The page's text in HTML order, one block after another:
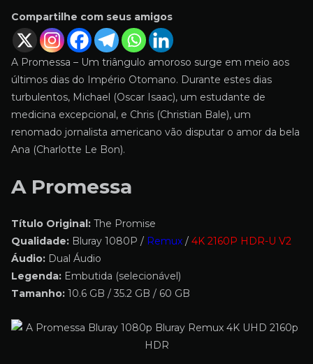
Compartilhe com seus amigos
A Promessa – Um triângulo amoroso surge em meio aos
últimos dias do Império Otomano. Durante estes dias
turbulentos, Michael (Oscar Isaac), um estudante de
medicina excepcional, e Chris (Christian Bale), um
renomado jornalista americano vão disputar o amor da bela
Ana (Charlotte Le Bon).
A Promessa
Título Original: The Promise
Qualidade: Bluray 1080P / Remux / 4K 2160P HDR-U V2
Áudio: Dual Áudio
Legenda: Embutida (selecionável)
Tamanho: 10.6 GB / 35.2 GB / 60 GB